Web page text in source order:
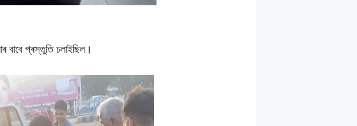
বাবে প্ৰস্তুতি চলাইছিল।